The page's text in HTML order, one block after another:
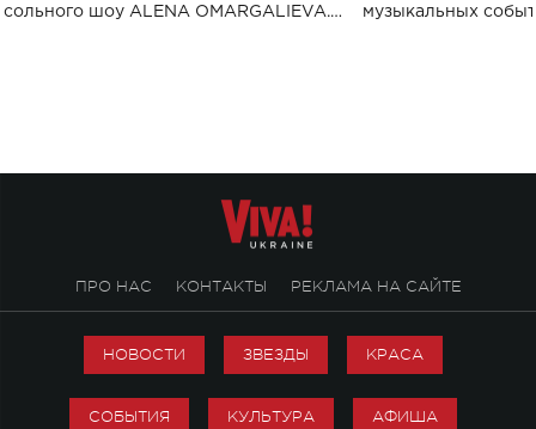
сольного шоу ALENA OMARGALIEVA.
музыкальных
ПРО НАС КОНТАКТЫ РЕКЛАМА НА САЙТЕ
НОВОСТИ ЗВЕЗДЫ КРАСА
СОБЫТИЯ КУЛЬТУРА АФИША